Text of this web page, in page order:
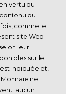
vertu du
du
comme le
site Web
leur
sur le
indiquée et,
Monnaie ne
aucun